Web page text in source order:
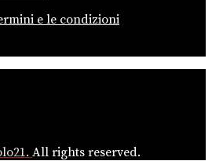
e le condizioni
All rights reserved.